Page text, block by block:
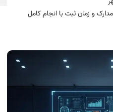
و زمان ثبت با انجام کامل